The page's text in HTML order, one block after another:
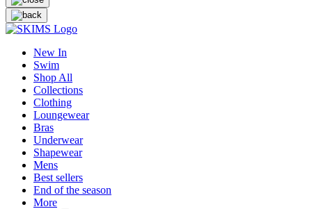
New In
Swim
Shop All
Collections
Clothing
Loungewear
Bras
Underwear
Shapewear
Mens
Best sellers
End of the season
More